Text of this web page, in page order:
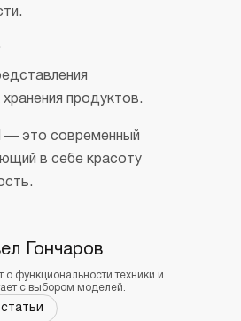
продуктов.
— это современный
в себе красоту
Гончаров
о функциональности техники и
с выбором моделей.